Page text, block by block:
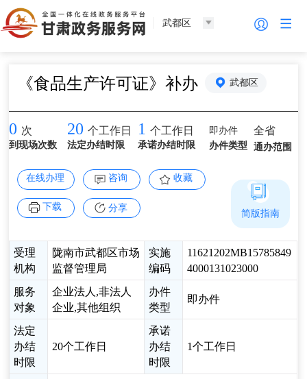
武都区
《食品生产许可证》补办 武都区
0 次
到现场次数
20 个工作日
法定办结时限
1 个工作日
承诺办结时限
即办件
办件类型
全省
通办范围
在线办理 咨询 收藏
下载 分享
受理
机构
陇南市武都区市场
监督管理局
实施
编码
11621202MB15785849
4000131023000
服务
对象
企业法人,非法人
企业,其他组织
办件
类型
即办件
法定
办结
时限
20个工作日
承诺
办结
时限
1个工作日
简版指南